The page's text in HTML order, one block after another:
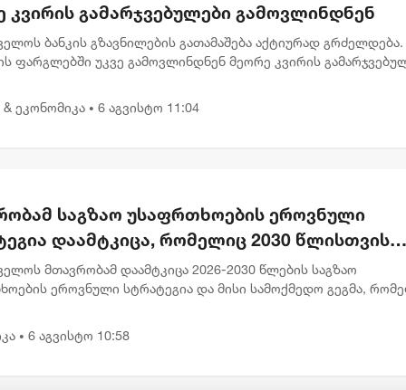
კვირის გამარჯვებულები გამოვლინდნენ
ბანკის გზავნილების გათამაშება აქტიურად გრძელდება.
ფარგლებში უკვე გამოვლინდნენ მეორე კვირის
& ეკონომიკა • 6 აგვისტო 11:04
საგზაო უსაფრთხოების ეროვნული
დაამტკიცა, რომელიც 2030 წლისთვის
და დაღუპულთა რაოდენობის 25%-
ითვალისწინებს
მთავრობამ დაამტკიცა 2026-2030 წლების საგზაო
ეროვნული სტრატეგია და მისი სამოქმედო გეგმა,
რაოდენობის 2...
• 6 აგვისტო 10:58